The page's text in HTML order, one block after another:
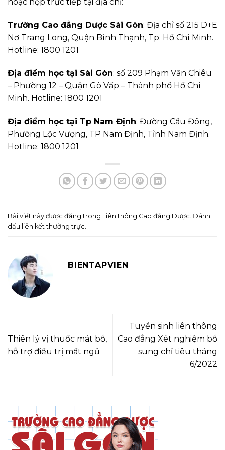
hoặc nộp trực tiếp tại địa chỉ:
Trường Cao đẳng Dược Sài Gòn: Địa chỉ số 215 D+E
Nơ Trang Long, Quận Bình Thạnh, Tp. Hồ Chí Minh.
Hotline: 1800 1201
Địa điểm học tại Sài Gòn: số 209 Phạm Văn Chiêu
– Phường 12 – Quận Gò Vấp – Thành phố Hồ Chí
Minh. Hotline: 1800 1201
Địa điểm học tại Tp Nam Định: Đường Cầu Đông,
Phường Lộc Vượng, TP Nam Định, Tỉnh Nam Định.
Hotline: 1800 1201
Bài viết này được đăng trong Liên thông Cao đẳng Dược. Đánh
dấu liên kết thường trực.
BIENTAPVIEN
Thiên lý vị thuốc mát bổ,
hỗ trợ điều trị mất ngủ
Tuyển sinh liên thông
Cao đẳng Xét nghiệm bổ
sung chỉ tiêu tháng
6/2022